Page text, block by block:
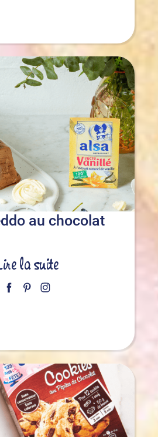
au chocolat
la suite